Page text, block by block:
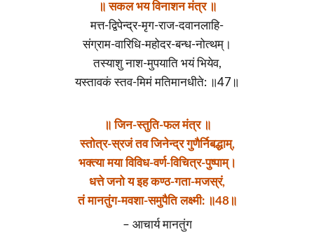
॥ सकल भय विनाशन मंत्र ॥
मत्त-द्विपेन्द्र-मृग-राज-दवानलाहि-
संग्राम-वारिधि-महोदर-बन्ध-नोत्थम्।
तस्याशु नाश-मुपयाति भयं भियेव,
यस्तावकं स्तव-मिमं मतिमानधीते: ॥47॥
॥ जिन-स्तुति-फल मंत्र ॥
स्तोत्र-स्रजं तव जिनेन्द्र गुणैर्निबद्धाम्,
भक्त्या मया विविध-वर्ण-विचित्र-पुष्पाम्।
धत्ते जनो य इह कण्ठ-गता-मजस्रं,
तं मानतुंग-मवशा-समुपैति लक्ष्मी: ॥48॥
– आचार्य मानतुंग